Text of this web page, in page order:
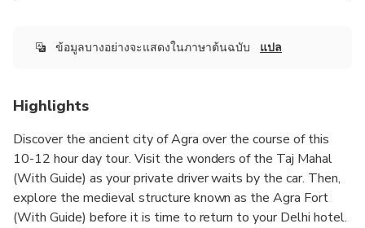
ข้อมูลบางอย่างจะแสดงในภาษาต้นฉบับ แปล
Highlights
Discover the ancient city of Agra over the course of this
10-12 hour day tour. Visit the wonders of the Taj Mahal
(With Guide) as your private driver waits by the car. Then,
explore the medieval structure known as the Agra Fort
(With Guide) before it is time to return to your Delhi hotel.